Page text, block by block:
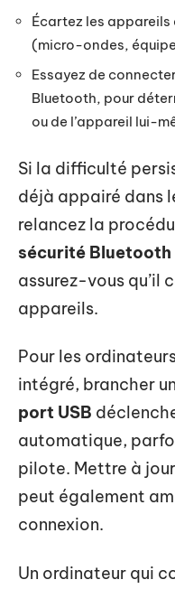
Écartez les appareils
(micro-ondes,
Essayez de
Bluetooth, pour
ou de l’appareil lui-
Si la difficulté
déjà appairé dans
relancez la
sécurité Bluetooth
assurez-vous qu’il
appareils.
Pour les
intégré, brancher un
port USB
automatique,
pilote. Mettre à jour
peut également
connexion.
Un ordinateur qui